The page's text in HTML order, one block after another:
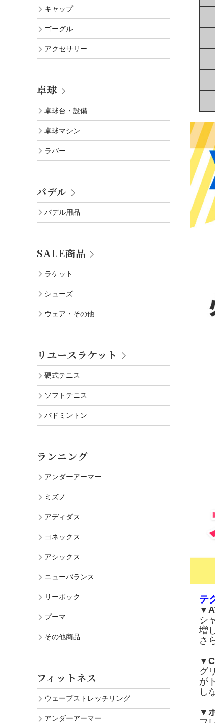
テ
シ
増
さ
グ
が
し
▼
キャップ
ゴーグル
アクセサリー
卓球
卓球台・設備
卓球マシン
ラバー
パデル
パデル用品
SALE商品
ラケット
シューズ
ウェア・その他
リユースラケット
硬式テニス
ソフトテニス
バドミントン
ランニング
アンダーアーマー
ミズノ
アディダス
ヨネックス
アシックス
ニューバランス
リーボック
プーマ
その他商品
フィットネス
ウェーブストレッチリング
アンダーアーマー